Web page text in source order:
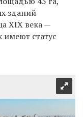
зданий
ХIX века —
статус